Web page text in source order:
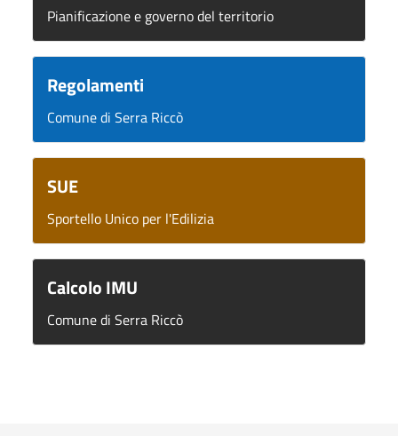
Pianificazione e governo del territorio
Regolamenti
Comune di Serra Riccò
SUE
Sportello Unico per l'Edilizia
Calcolo IMU
Comune di Serra Riccò